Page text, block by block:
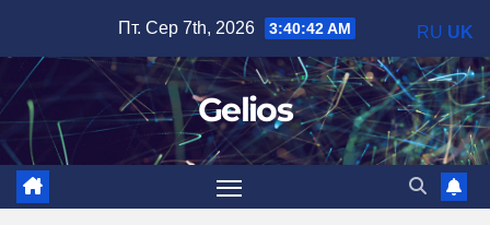
вмісту
Пт. Сер 7th, 2026 3:40:43 AM
Gelios
RU UK